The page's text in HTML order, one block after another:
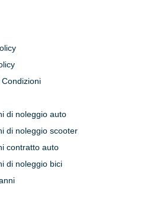
di noleggio auto
di noleggio scooter
contratto auto
di noleggio bici